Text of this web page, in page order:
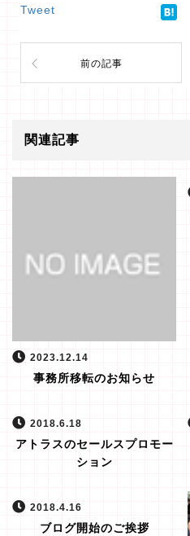
Tweet
前の記事
関連記事
2023.12.14
事務所移転のお知らせ
2018.6.18
アトラスのセールスプロモー
ション
2018.4.16
ブログ開始のご挨拶